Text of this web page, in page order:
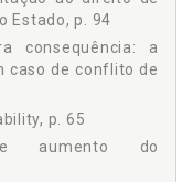
sobre o destino
de sua
incompatível
ocorridas no
sigilosas a
nacional do
Estado, p. 94
consequência: a
caso de conflito de
p. 65
aumento do